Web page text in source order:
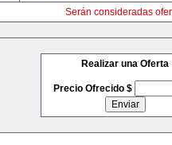
Serán consideradas
Realizar una Oferta
Precio Ofrecido $